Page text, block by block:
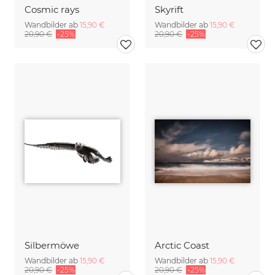
Cosmic rays
Wandbilder ab 15,90 €
20,90 € -25%
Skyrift
Wandbilder ab 15,90 €
20,90 € -25%
Silbermöwe
Wandbilder ab 15,90 €
20,90 € -25%
Arctic Coast
Wandbilder ab 15,90 €
20,90 € -25%